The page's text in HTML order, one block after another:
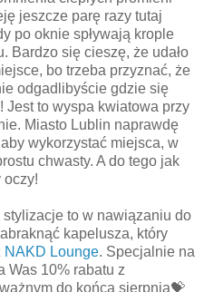
jeszcze parę razy tutaj
po oknie spływają krople
Bardzo się cieszę, że udało
bo trzeba przyznać, że
odgadlibyście gdzie się
Jest to wyspa kwiatowa przy
Miasto Lublin naprawdę
wykorzystać miejsca, w
chwasty. A do tego jak
oczy!
to w nawiązaniu do
kapelusza, który
NAKD Lounge. Specjalnie na
Was 10% rabatu z
do końca sierpnia💝